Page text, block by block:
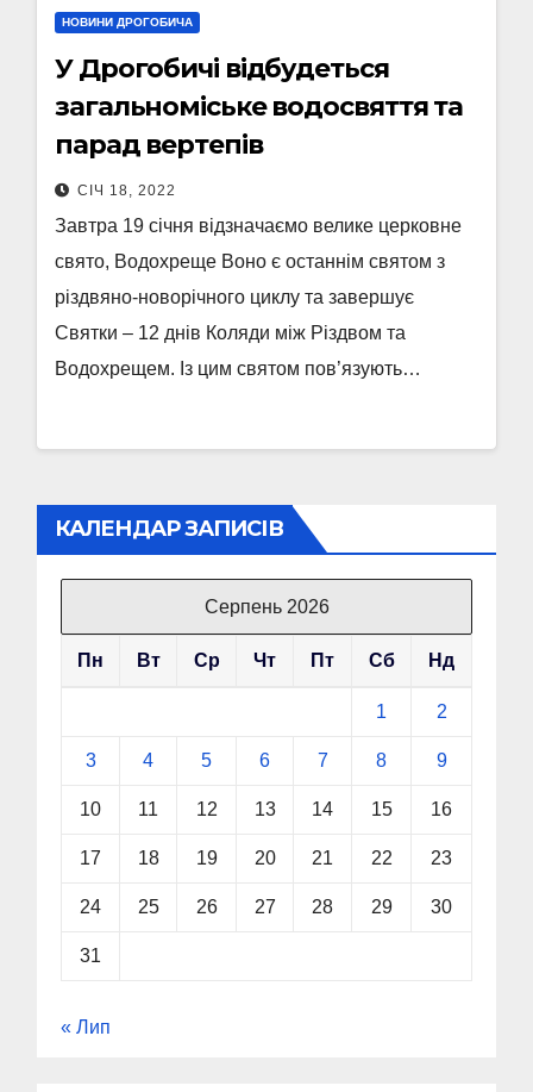
НОВИНИ ДРОГОБИЧА
У Дрогобичі відбудеться
загальноміське водосвяття та
парад вертепів
СІЧ 18, 2022
Завтра 19 січня відзначаємо велике церковне
свято, Водохреще Воно є останнім святом з
різдвяно-новорічного циклу та завершує
Святки – 12 днів Коляди між Різдвом та
Водохрещем. Із цим святом пов’язують…
КАЛЕНДАР ЗАПИСІВ
Серпень 2026
Пн Вт Ср Чт Пт Сб Нд
1 2
3 4 5 6 7 8 9
10 11 12 13 14 15 16
17 18 19 20 21 22 23
24 25 26 27 28 29 30
31
« Лип